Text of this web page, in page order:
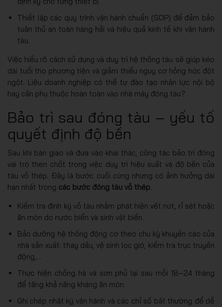
Thiết lập các quy trình vận hành chuẩn (SOP) để đảm bảo
tuân thủ an toàn hàng hải và hiệu quả kinh tế khi vận hành
tàu.
Việc hiểu rõ cách sử dụng và duy trì hệ thống tàu sẽ giúp kéo
dài tuổi thọ phương tiện và giảm thiểu nguy cơ hỏng hóc đột
ngột. Liệu doanh nghiệp có thể tự đào tạo nhân lực nội bộ
hay cần phụ thuộc hoàn toàn vào nhà máy đóng tàu?
Bảo trì sau đóng tàu – yếu tố
quyết định độ bền
Sau khi bàn giao và đưa vào khai thác, công tác bảo trì đóng
vai trò then chốt trong việc duy trì hiệu suất và độ bền của
tàu vỏ thép. Đây là bước cuối cùng nhưng có ảnh hưởng dài
hạn nhất trong các bước đóng tàu vỏ thép.
Kiểm tra định kỳ vỏ tàu nhằm phát hiện vết nứt, rỉ sét hoặc
ăn mòn do nước biển và sinh vật biển.
Bảo dưỡng hệ thống động cơ theo chu kỳ khuyến cáo của
nhà sản xuất: thay dầu, vệ sinh lọc gió, kiểm tra trục truyền
động,…
Thực hiện chống hà và sơn phủ lại sau mỗi 18–24 tháng
để tăng khả năng kháng ăn mòn.
Ghi chép nhật ký vận hành và các chỉ số bất thường để dễ